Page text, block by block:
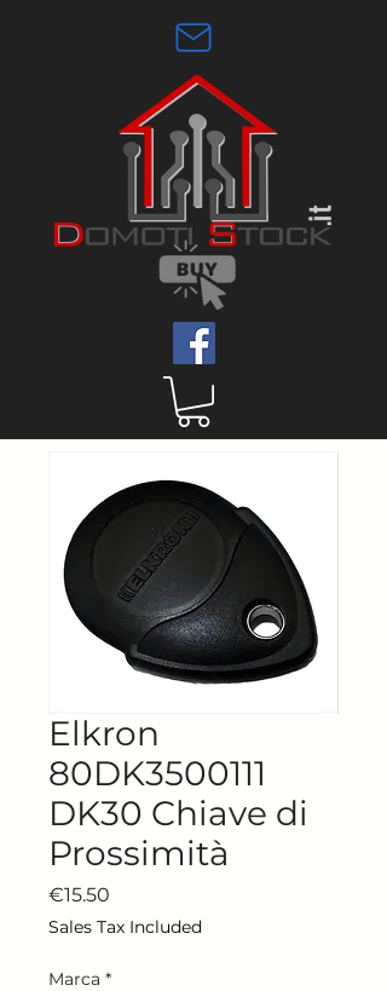
Elkron
80DK3500111
DK30 Chiave di
Prossimità
€15.50
Sales Tax Included
Marca *